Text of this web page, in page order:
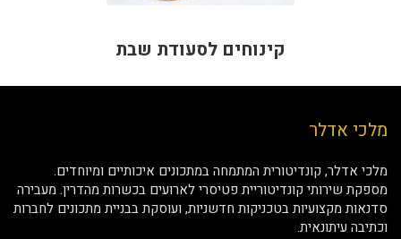
קינוחים לסעודת שבת
מלכי אדלר
מלכי אדלר, קונדיטורית המתמחה במתכונים איכותיים ומיוחדים.
מספקת שירותי קונדיטוריית פטיסרי לארועים בכשרות מהדרין. מעבירה
סדנאות מקצועיות בטכניקות חדשניות, ועוסקת בבניית מתכונים לחברות
וכתיבה עיתונאית.